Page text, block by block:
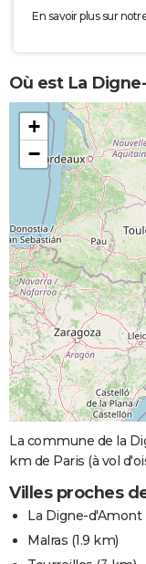
En savoir plus sur
Où est La
+
−
La commune de la
km de Paris (à vol
Villes proches
La Digne-d'Amont
Malras (1.9 km)